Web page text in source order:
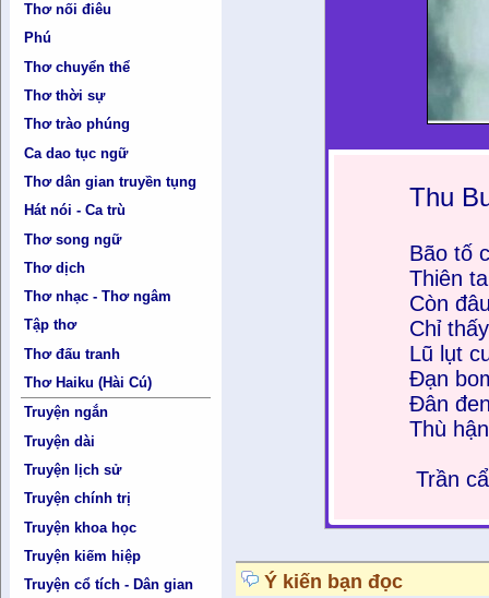
Thơ nối điêu
Phú
Thơ chuyển thể
Thơ thời sự
Thơ trào phúng
Ca dao tục ngữ
Thơ dân gian truyền tụng
Hát nói - Ca trù
Thơ song ngữ
Thơ dịch
Thơ nhạc - Thơ ngâm
Tập thơ
Thơ đấu tranh
Thơ Haiku (Hài Cú)
Truyện ngắn
Truyện dài
Truyện lịch sử
Truyện chính trị
Truyện khoa học
Truyện kiếm hiệp
Truyện cổ tích - Dân gian
Thu
Bão tố
Thiên
Còn
Chỉ
Lũ lụt
Đạn
Đân
Thù
Trần
Ý kiến bạn đọc